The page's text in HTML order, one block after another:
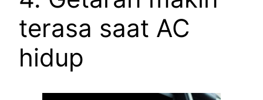
terasa saat AC
hidup